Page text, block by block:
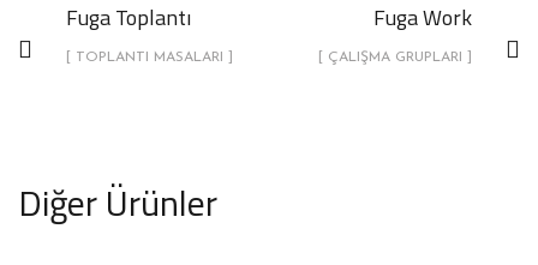
Fuga Toplantı
[ TOPLANTI MASALARI ]
Fuga Work
[ ÇALIŞMA GRUPLARI ]
Diğer Ürünler